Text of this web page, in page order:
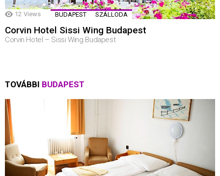
12 Views BUDAPEST SZÁLLODA
Corvin Hotel Sissi Wing Budapest
Corvin Hotel – Sissi Wing Budapest
TOVÁBBI BUDAPEST